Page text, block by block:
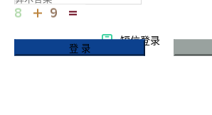
登 录
短信登录